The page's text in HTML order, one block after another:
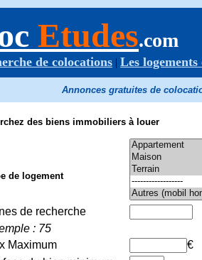
Etudes.com
de colocations | Les
Annonces gratuites de
des biens immobiliers à louer
de logement
de recherche
: 75
Maximum
€